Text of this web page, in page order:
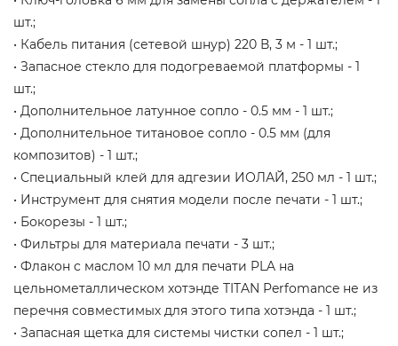
шт.;
• Кабель питания (сетевой шнур) 220 В, 3 м - 1 шт.;
• Запасное стекло для подогреваемой платформы - 1
шт.;
• Дополнительное латунное сопло - 0.5 мм - 1 шт.;
• Дополнительное титановое сопло - 0.5 мм (для
композитов) - 1 шт.;
• Специальный клей для адгезии ИОЛАЙ, 250 мл - 1 шт.;
• Инструмент для снятия модели после печати - 1 шт.;
• Бокорезы - 1 шт.;
• Фильтры для материала печати - 3 шт.;
• Флакон c маслом 10 мл для печати PLA на
цельнометаллическом хотэнде TITAN Perfomance не из
перечня совместимых для этого типа хотэнда - 1 шт.;
• Запасная щетка для системы чистки сопел - 1 шт.;